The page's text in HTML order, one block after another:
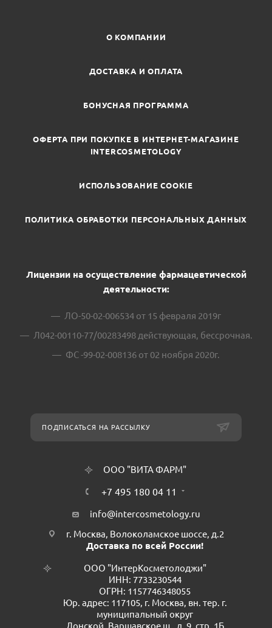
О КОМПАНИИ
ДОСТАВКА И ОПЛАТА
БОНУСНАЯ ПРОГРАММА
ОФЕРТА ПРИ ПОКУПКЕ В ИНТЕРНЕТ-МАГАЗИНЕ
INTERCOSMETOLOGY
ИСПОЛЬЗОВАНИЕ COOKIE
ПОЛИТИКА ОБРАБОТКИ ПЕРСОНАЛЬНЫХ ДАННЫХ
Лицензии на осуществление фармацевтической
деятельности:
ЛО-50-02-006534 от 15 февраля 2019г
Л042-00110-77/00283498 действующая, бессрочная.
ФС -99-02-008136 от 02 ноября 2020г.
ПОДПИСАТЬСЯ НА РАССЫЛКУ
ООО "ВИТА ФАРМ"
+7 495 180 04 11
info@intercosmetology.ru
г. Москва, Волоколамское шоссе, д.2
Доставка по всей России!
ООО "ИнтерКосметолоджи"
ИНН: 7733230544
ОГРН: 1157746348055
Юр. адрес: 117105, г. Москва, вн. тер. г.
муниципальный округ
Донской, Варшавское ш., д. 9, стр. 1Б